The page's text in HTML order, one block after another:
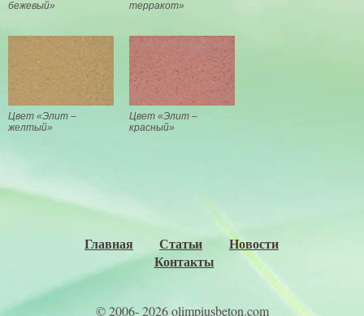
бежевый»
терракот»
Цвет «Элит –
желтый»
Цвет «Элит –
красный»
Главная Статьи
Новости
Контакты
© 2006- 2026 olimpiusbeton.com